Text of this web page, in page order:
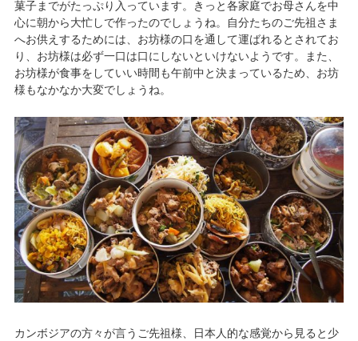
菓子までがたっぷり入っています。きっと各家庭でお母さんを中
心に朝から大忙しで作ったのでしょうね。自分たちのご先祖さま
へお供えするためには、お坊様の口を通して運ばれるとされてお
り、お坊様は必ず一口は口にしないといけないようです。また、
お坊様が食事をしていい時間も午前中と決まっているため、お坊
様もなかなか大変でしょうね。
カンボジアの方々が言うご先祖様、日本人的な感覚から見ると少